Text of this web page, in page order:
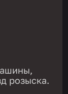
розыска.